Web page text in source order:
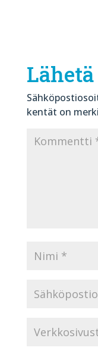
kentät on